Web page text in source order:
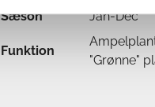
Sæson
Jan-Dec
Funktion
"Grønne"